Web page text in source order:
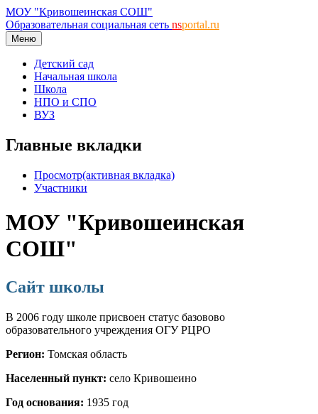
МОУ "Кривошеинская СОШ"
Образовательная социальная сеть nsportal.ru
Меню
Детский сад
Начальная школа
Школа
НПО и СПО
ВУЗ
Главные вкладки
Просмотр(активная вкладка)
Участники
МОУ "Кривошеинская
СОШ"
Сайт школы
В 2006 году школе присвоен статус базовово
образовательного учреждения ОГУ РЦРО
Регион: Томская область
Населенный пункт: село Кривошеино
Год основания: 1935 год